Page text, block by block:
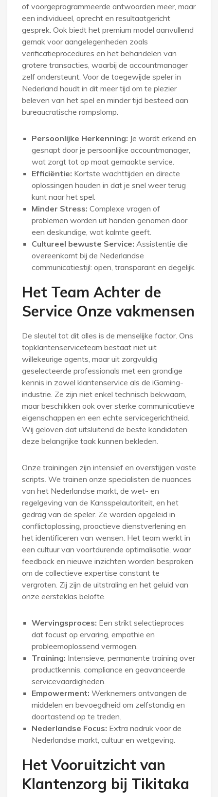
of voorgeprogrammeerde antwoorden meer, maar
een individueel, oprecht en resultaatgericht
gesprek. Ook biedt het premium model aanvullend
gemak voor aangelegenheden zoals
verificatieprocedures en het behandelen van
grotere transacties, waarbij de accountmanager
zelf ondersteunt. Voor de toegewijde speler in
Nederland houdt in dit meer tijd om te plezier
beleven van het spel en minder tijd besteed aan
bureaucratische rompslomp.
Persoonlijke Herkenning: Je wordt erkend en
gesnapt door je persoonlijke accountmanager,
wat zorgt tot op maat gemaakte service.
Efficiëntie: Kortste wachttijden en directe
oplossingen houden in dat je snel weer terug
kunt naar het spel.
Minder Stress: Complexe vragen of
problemen worden uit handen genomen door
een deskundige, wat kalmte geeft.
Cultureel bewuste Service: Assistentie die
overeenkomt bij de Nederlandse
communicatiestijl: open, transparant en degelijk.
Het Team Achter de
Service Onze vakmensen
De sleutel tot dit alles is de menselijke factor. Ons
topklantenserviceteam bestaat niet uit
willekeurige agents, maar uit zorgvuldig
geselecteerde professionals met een grondige
kennis in zowel klantenservice als de iGaming-
industrie. Ze zijn niet enkel technisch bekwaam,
maar beschikken ook over sterke communicatieve
eigenschappen en een echte servicegerichtheid.
Wij geloven dat uitsluitend de beste kandidaten
deze belangrijke taak kunnen bekleden.
Onze trainingen zijn intensief en overstijgen vaste
scripts. We trainen onze specialisten de nuances
van het Nederlandse markt, de wet- en
regelgeving van de Kansspelautoriteit, en het
gedrag van de speler. Ze worden opgeleid in
conflictoplossing, proactieve dienstverlening en
het identificeren van wensen. Het team werkt in
een cultuur van voortdurende optimalisatie, waar
feedback en nieuwe inzichten worden besproken
om de collectieve expertise constant te
vergroten. Zij zijn de uitstraling en het geluid van
onze eersteklas belofte.
Wervingsproces: Een strikt selectieproces
dat focust op ervaring, empathie en
probleemoplossend vermogen.
Training: Intensieve, permanente training over
productkennis, compliance en geavanceerde
servicevaardigheden.
Empowerment: Werknemers ontvangen de
middelen en bevoegdheid om zelfstandig en
doortastend op te treden.
Nederlandse Focus: Extra nadruk voor de
Nederlandse markt, cultuur en wetgeving.
Het Vooruitzicht van
Klantenzorg bij Tikitaka